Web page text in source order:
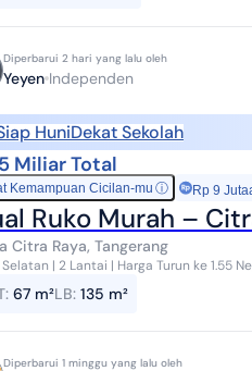
Diperbarui 2 hari yang lalu oleh
Yeyen Independen
HuniDekat Sekolah
Miliar Total
Kemampuan Cicilan-mu ⓘ Rp 9
Ruko Murah –
Citra Raya, Tangerang
| 2 Lantai | Harga Turun ke 1.55 Nego! Harga beli 1.68 m
: 67 m²LB: 135 m²
Diperbarui 1 minggu yang lalu oleh